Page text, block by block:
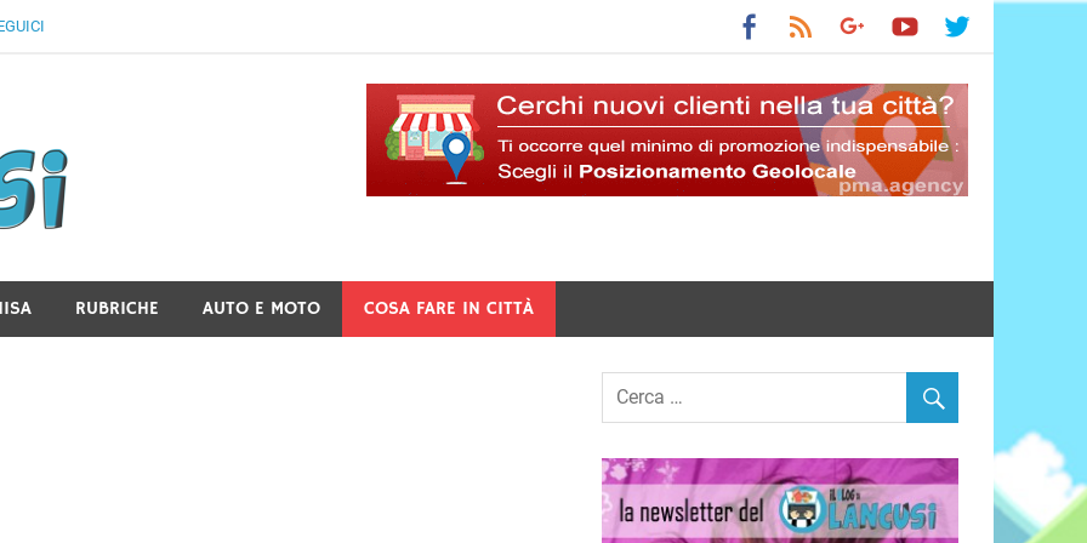
Il Blog Di Lancusi
RUBRICHE AUTO E MOTO COSA FARE IN CITTÀ